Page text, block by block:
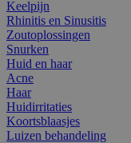
Keelpijn
Rhinitis en Sinusitis
Zoutoplossingen
Snurken
Huid en haar
Acne
Haar
Huidirritaties
Koortsblaasjes
Luizen behandeling